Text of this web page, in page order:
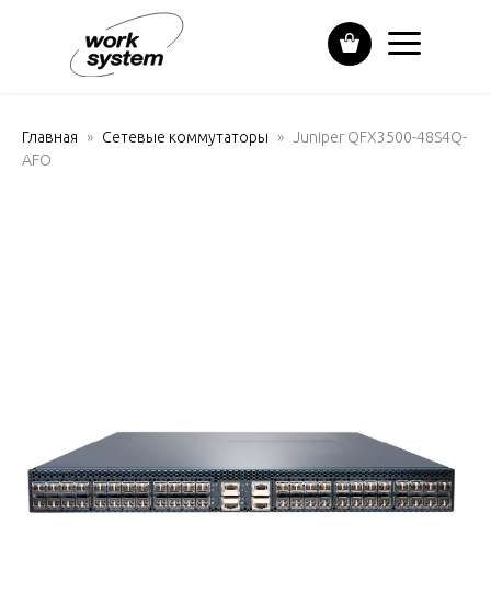
Главная Сетевые коммутаторы
Juniper QFX3500-48S4Q-
AFO